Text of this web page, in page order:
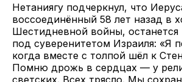
Нетаниягу подчеркнул, что
воссоединённый 58 лет назад в
Шестидневной войны,
под суверенитетом Израиля: «Я
когда вместе с толпой шёл к
Помню дрожь в сердцах — у
светских. Всех трясло. Мы